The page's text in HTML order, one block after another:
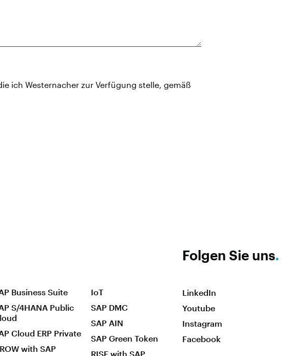
ich Westernacher zur Verfügung stelle, gemäß
Business Suite
S/4HANA Public
Cloud ERP Private
with SAP
IoT
SAP DMC
SAP AIN
SAP Green Token
RISE with SAP
Folgen Sie uns.
LinkedIn
Youtube
Instagram
Facebook